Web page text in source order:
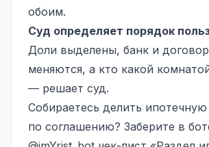
обоим.
Суд определяет порядок
Доли выделены, банк и
меняются, а кто какой
— решает суд.
Собираетесь делить
по соглашению? Заберите в